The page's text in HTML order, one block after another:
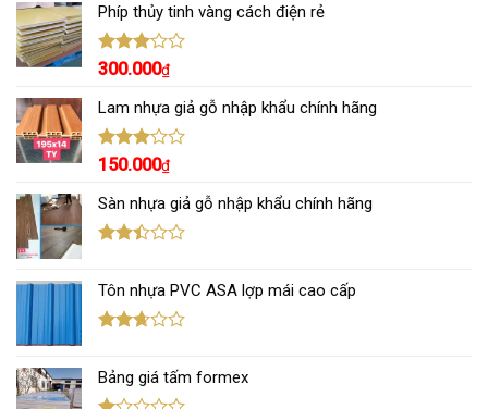
4.00 5
sao
Phíp thủy tinh vàng cách điện rẻ
Được
hạng
3.00 5
sao
300.000₫
Lam nhựa giả gỗ nhập khẩu chính hãng
Được
hạng
3.00 5
sao
150.000₫
Sàn nhựa giả gỗ nhập khẩu chính hãng
hạng
2.43
5 sao
Tôn nhựa PVC ASA lợp mái cao cấp
hạng
2.67
Bảng giá tấm formex